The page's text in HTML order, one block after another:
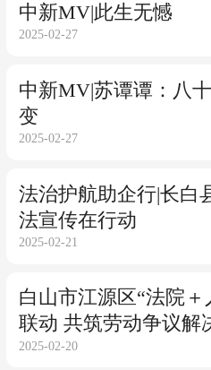
中新MV|此生无憾
2025-02-27
中新MV|苏谭谭：八
变
2025-02-27
法治护航助企行|长白
法宣传在行动
2025-02-21
白山市江源区“法院＋
联动 共筑劳动争议解
2025-02-20